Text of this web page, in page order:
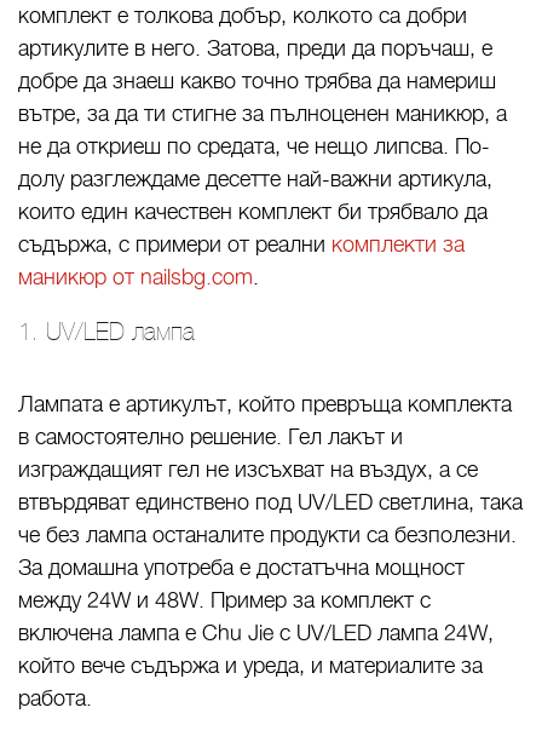
комплект е толкова добър, колкото са добри
артикулите в него. Затова, преди да поръчаш, е
добре да знаеш какво точно трябва да намериш
вътре, за да ти стигне за пълноценен маникюр, а
не да откриеш по средата, че нещо липсва. По-
долу разглеждаме десетте най-важни артикула,
които един качествен комплект би трябвало да
съдържа, с примери от реални комплекти за
маникюр от nailsbg.com.
1. UV/LED лампа
Лампата е артикулът, който превръща комплекта
в самостоятелно решение. Гел лакът и
изграждащият гел не изсъхват на въздух, а се
втвърдяват единствено под UV/LED светлина, така
че без лампа останалите продукти са безполезни.
За домашна употреба е достатъчна мощност
между 24W и 48W. Пример за комплект с
включена лампа е Chu Jie с UV/LED лампа 24W,
който вече съдържа и уреда, и материалите за
работа.